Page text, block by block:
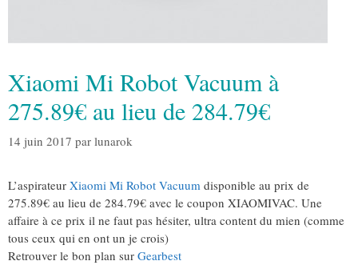
Xiaomi Mi Robot Vacuum à
275.89€ au lieu de 284.79€
14 juin 2017 par lunarok
L’aspirateur Xiaomi Mi Robot Vacuum disponible au prix de
275.89€ au lieu de 284.79€ avec le coupon XIAOMIVAC. Une
affaire à ce prix il ne faut pas hésiter, ultra content du mien (comme
tous ceux qui en ont un je crois)
Retrouver le bon plan sur Gearbest